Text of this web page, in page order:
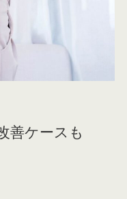
善ケースも